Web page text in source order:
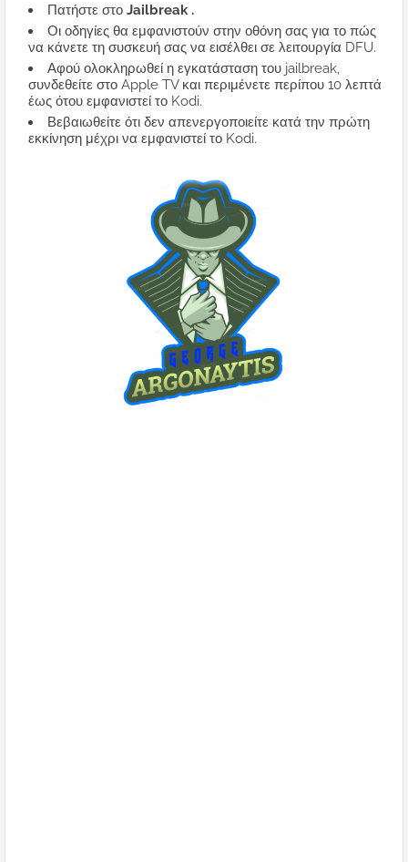
Πατήστε στο Jailbreak.
Οι οδηγίες θα εμφανιστούν στην οθόνη σας για το πώς
να κάνετε τη συσκευή σας να εισέλθει σε λειτουργία DFU.
Αφού ολοκληρωθεί η εγκατάσταση του jailbreak,
συνδεθείτε στο Apple TV και περιμένετε περίπου 10 λεπτά
έως ότου εμφανιστεί το Kodi.
Βεβαιωθείτε ότι δεν απενεργοποιείτε κατά την πρώτη
εκκίνηση μέχρι να εμφανιστεί το Kodi.